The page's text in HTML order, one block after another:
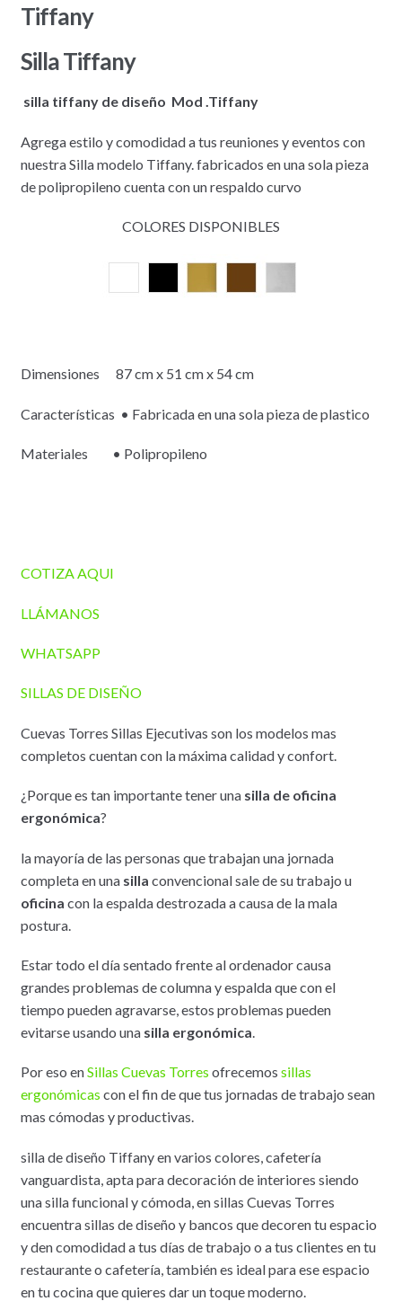
Tiffany
Silla Tiffany
silla tiffany de diseño Mod .Tiffany
Agrega estilo y comodidad a tus reuniones y eventos con
nuestra Silla modelo Tiffany. fabricados en una sola pieza
de polipropileno cuenta con un respaldo curvo
COLORES DISPONIBLES
Dimensiones 87 cm x 51 cm x 54 cm
Características • Fabricada en una sola pieza de plastico
Materiales • Polipropileno
COTIZA AQUI
LLÁMANOS
WHATSAPP
SILLAS DE DISEÑO
Cuevas Torres Sillas Ejecutivas son los modelos mas
completos cuentan con la máxima calidad y confort.
¿Porque es tan importante tener una silla de oficina
ergonómica?
la mayoría de las personas que trabajan una jornada
completa en una silla convencional sale de su trabajo u
oficina con la espalda destrozada a causa de la mala
postura.
Estar todo el día sentado frente al ordenador causa
grandes problemas de columna y espalda que con el
tiempo pueden agravarse, estos problemas pueden
evitarse usando una silla ergonómica.
Por eso enSillas Cuevas Torres ofrecemos sillas
ergonómicas con el fin de que tus jornadas de trabajo sean
mas cómodas y productivas.
silla de diseño Tiffany en varios colores, cafetería
vanguardista, apta para decoración de interiores siendo
una silla funcional y cómoda, en sillas Cuevas Torres
encuentra sillas de diseño y bancos que decoren tu espacio
y den comodidad a tus días de trabajo o a tus clientes en tu
restaurante o cafetería, también es ideal para ese espacio
en tu cocina que quieres dar un toque moderno.